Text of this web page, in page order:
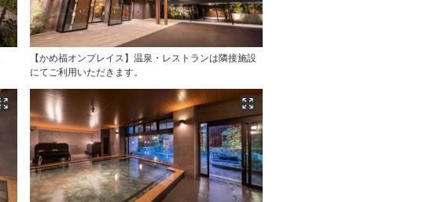
【かめ福オンプレイス】温泉・レストランは隣接施設
にてご利用いただきます。